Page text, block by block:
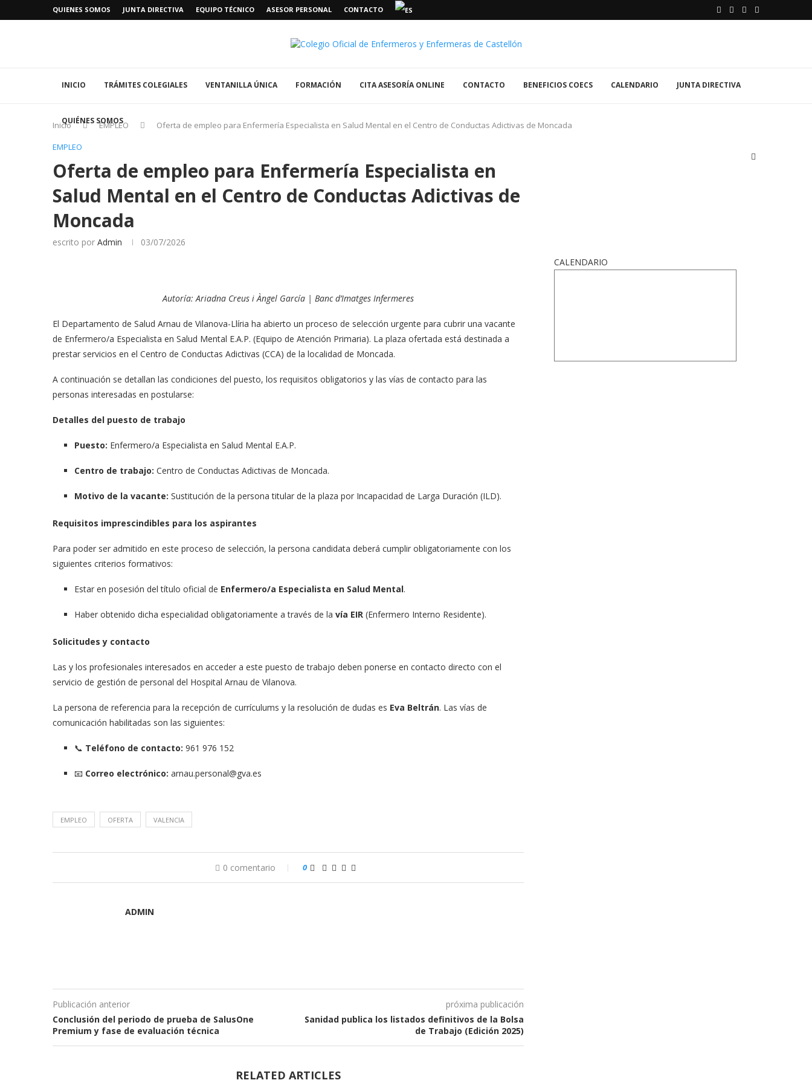
QUIENES SOMOS JUNTA DIRECTIVA EQUIPO TÉCNICO ASESOR PERSONAL CONTACTO
INICIO TRÁMITES COLEGIALES VENTANILLA ÚNICA FORMACIÓN CITA ASESORÍA ONLINE CONTACTO BENEFICIOS COECS CALENDARIO JUNTA DIRECTIVA
QUIÉNES SOMOS
Inicio EMPLEO
Oferta de empleo para Enfermería Especialista en Salud Mental en el Centro de Conductas Adictivas de Moncada
EMPLEO
Oferta de empleo para Enfermería Especialista en
Salud Mental en el Centro de Conductas Adictivas de
Moncada
escrito por Admin 03/07/2026
Autoría: Ariadna Creus i Àngel García | Banc d’Imatges Infermeres
El Departamento de Salud Arnau de Vilanova-Llíria ha abierto un proceso de selección urgente para cubrir una vacante
de Enfermero/a Especialista en Salud Mental E.A.P. (Equipo de Atención Primaria). La plaza ofertada está destinada a
prestar servicios en el Centro de Conductas Adictivas (CCA) de la localidad de Moncada.
A continuación se detallan las condiciones del puesto, los requisitos obligatorios y las vías de contacto para las
personas interesadas en postularse:
Detalles del puesto de trabajo
Puesto: Enfermero/a Especialista en Salud Mental E.A.P.
Centro de trabajo: Centro de Conductas Adictivas de Moncada.
Motivo de la vacante: Sustitución de la persona titular de la plaza por Incapacidad de Larga Duración (ILD).
Requisitos imprescindibles para los aspirantes
Para poder ser admitido en este proceso de selección, la persona candidata deberá cumplir obligatoriamente con los
siguientes criterios formativos:
Estar en posesión del título oficial de Enfermero/a Especialista en Salud Mental.
Haber obtenido dicha especialidad obligatoriamente a través de la vía EIR (Enfermero Interno Residente).
Solicitudes y contacto
Las y los profesionales interesados en acceder a este puesto de trabajo deben ponerse en contacto directo con el
servicio de gestión de personal del Hospital Arnau de Vilanova.
La persona de referencia para la recepción de currículums y la resolución de dudas es Eva Beltrán. Las vías de
comunicación habilitadas son las siguientes:
📞 Teléfono de contacto: 961 976 152
📧 Correo electrónico: arnau.personal@gva.es
EMPLEO OFERTA VALENCIA
0 comentario 0
ADMIN
Publicación anterior
Conclusión del periodo de prueba de SalusOne
Premium y fase de evaluación técnica
próxima publicación
Sanidad publica los listados definitivos de la Bolsa
de Trabajo (Edición 2025)
RELATED ARTICLES
CALENDARIO